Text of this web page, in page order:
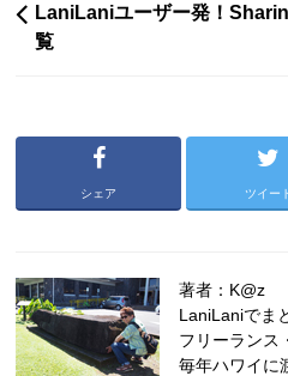
LaniLaniユーザー発！
覧
シェア ツイー
著者：K@z
LaniLaniでま
フリーランス
毎年ハワイに